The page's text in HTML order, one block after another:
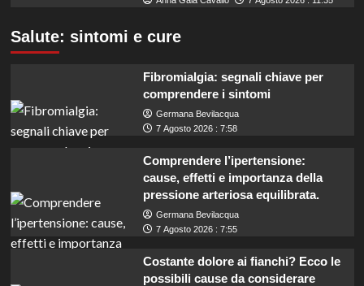
Salute: sintomi e cure
Fibromialgia: segnali chiave per
comprendere i sintomi
Germana Bevilacqua
7 Agosto 2026 : 7:58
Comprendere l’ipertensione:
cause, effetti e importanza della
pressione arteriosa equilibrata.
Germana Bevilacqua
7 Agosto 2026 : 7:55
Costante dolore ai fianchi? Ecco le
possibili cause da considerare